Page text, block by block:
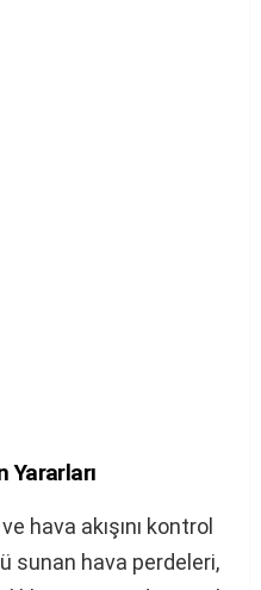
Yararları
hava akışını kontrol
sunan hava perdeleri,